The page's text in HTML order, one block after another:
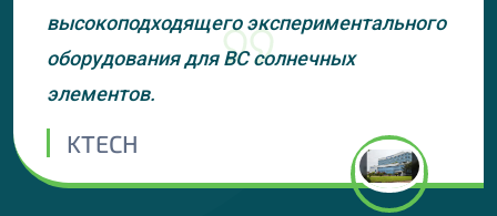
высокоподходящего экспериментального
оборудования для BC солнечных
элементов.
KTECH